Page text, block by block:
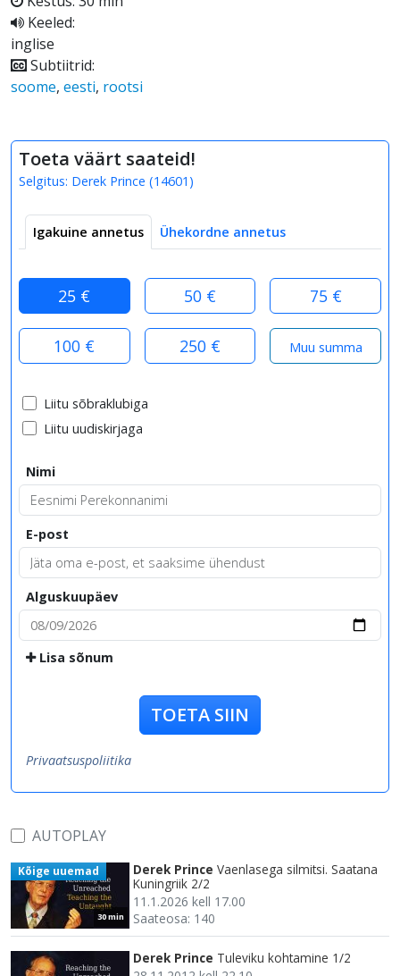
Keeled:
inglise
Subtiitrid:
soome, eesti, rootsi
Toeta väärt saateid!
Selgitus: Derek Prince (14601 )
Igakuine annetus Ühekordne annetus
25 € 50 € 75 €
100 € 250 €
Liitu sõbraklubiga
Liitu uudiskirjaga
Nimi
E-post
Alguskuupäev
Lisa sõnum
TOETA SIIN
Privaatsuspoliitika
AUTOPLAY
30 min
Kõige uuemad Derek Prince Vaenlasega silmitsi. Saatana
Kuningriik 2/2
11.1.2026 kell 17.00
Saateosa: 140
Derek Prince Tuleviku kohtamine 1/2